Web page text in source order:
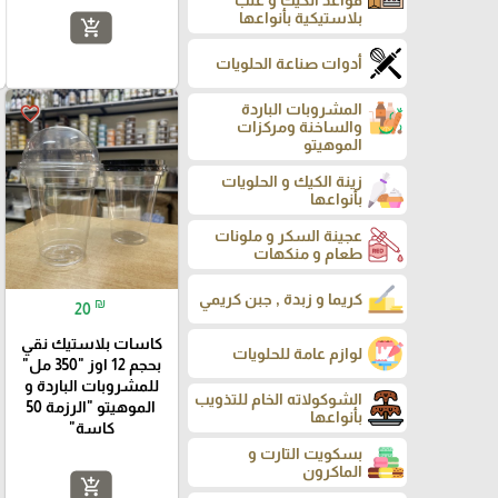
بلاستيكية بأنواعها
أدوات صناعة الحلويات
المشروبات الباردة
والساخنة ومركزات
الموهيتو
زينة الكيك و الحلويات
بأنواعها
عجينة السكر و ملونات
طعام و منكهات
كريما و زبدة , جبن كريمي
لوازم عامة للحلويات
الشوكولاته الخام للتذويب
بأنواعها
بسكويت التارت و
الماكرون
add_shopping_cart
favorite_border
20 ₪
كاسات بلاستيك نقي
بحجم 12 اوز "350 مل"
للمشروبات الباردة و
الموهيتو "الرزمة 50
كاسة"
add_shopping_cart